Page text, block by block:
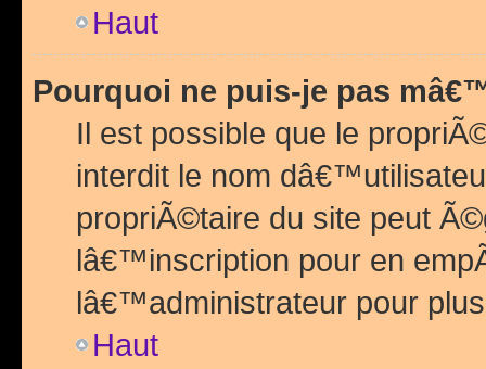
Haut
Pourquoi ne puis-je pas
Il est possible que le
interdit le nom
propriÃ©taire du site peut
lâ€™inscription pour en
lâ€™administrateur pour
Haut